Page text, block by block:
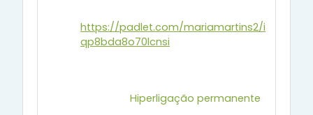
https://padlet.com/mariamartins2/i
qp8bda8o70lcnsi
Hiperligação permanente